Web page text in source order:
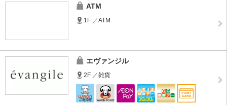
ATM
1F ／ATM
エヴァンジル
2F ／雑貨